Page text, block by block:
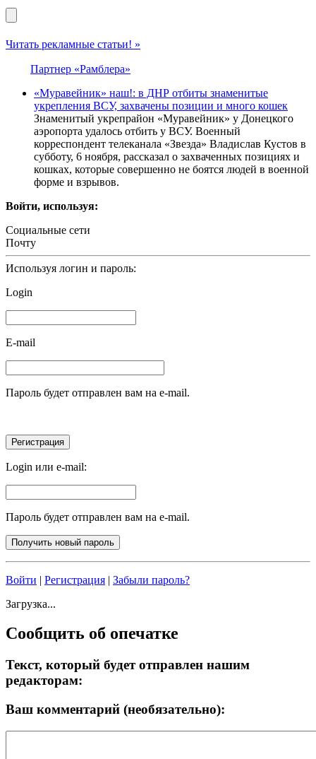
Читать рекламные статьи! »
Партнер «Рамблера»
«Муравейник» наш!: в ДНР отбиты знаменитые
укрепления ВСУ, захвачены позиции и много кошек
Знаменитый укрепрайон «Муравейник» у Донецкого
аэропорта удалось отбить у ВСУ. Военный
корреспондент телеканала «Звезда» Владислав Кустов в
субботу, 6 ноября, рассказал о захваченных позициях и
кошках, которые совершенно не боятся людей в военной
форме и взрывов.
Войти, используя:
Социальные сети
Почту
Используя логин и пароль:
Login
E-mail
Пароль будет отправлен вам на e-mail.
Login или e-mail:
Пароль будет отправлен вам на e-mail.
Войти | Регистрация | Забыли пароль?
Загрузка...
Сообщить об опечатке
Текст, который будет отправлен нашим
редакторам:
Ваш комментарий (необязательно):